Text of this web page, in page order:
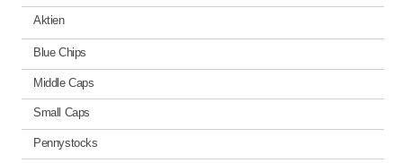
Aktien
Blue Chips
Middle Caps
Small Caps
Pennystocks